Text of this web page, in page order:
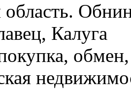
Калуга
обмен,